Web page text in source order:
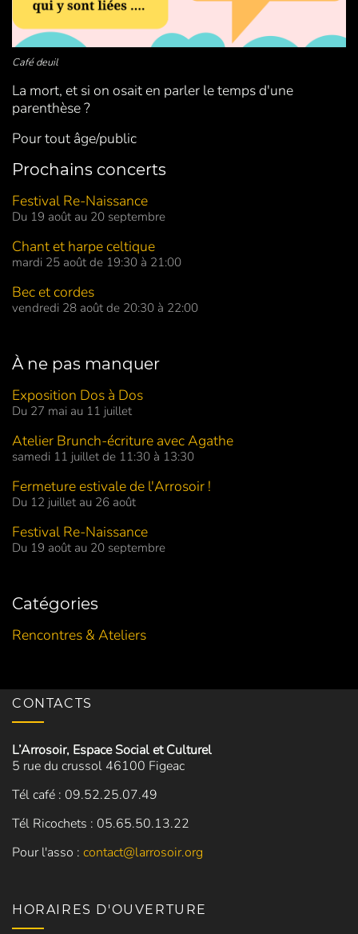
Café deuil
La mort, et si on osait en parler le temps d'une
parenthèse ?
Pour tout âge/public
Prochains concerts
Festival Re-Naissance
Du 19 août au 20 septembre
Chant et harpe celtique
mardi 25 août de 19:30 à 21:00
Bec et cordes
vendredi 28 août de 20:30 à 22:00
À ne pas manquer
Exposition Dos à Dos
Du 27 mai au 11 juillet
Atelier Brunch-écriture avec Agathe
samedi 11 juillet de 11:30 à 13:30
Fermeture estivale de l'Arrosoir !
Du 12 juillet au 26 août
Festival Re-Naissance
Du 19 août au 20 septembre
Catégories
Rencontres & Ateliers
CONTACTS
L’Arrosoir, Espace Social et Culturel
5 rue du crussol 46100 Figeac
Tél café : 09.52.25.07.49
Tél Ricochets : 05.65.50.13.22
Pour l'asso : contact@larrosoir.org
HORAIRES D'OUVERTURE